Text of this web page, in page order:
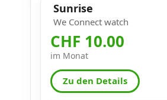
Sunrise
We Connect watch
CHF 10.00
im Monat
Zu den Details